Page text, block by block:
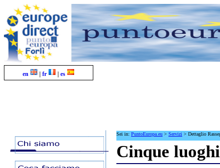
en | fr | es
Sei in: PuntoEuropa.eu > Servizi > Dettaglio
Cinque